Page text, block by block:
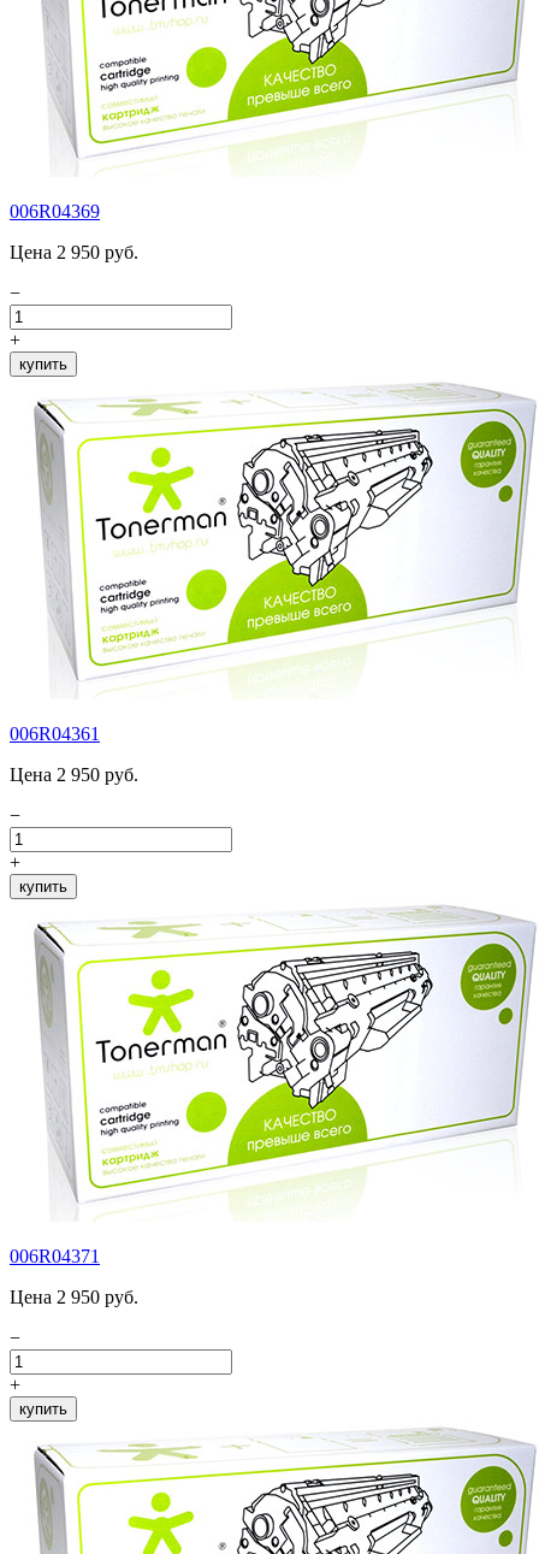
006R04369
Цена 2 950 руб.
−
+
купить
006R04361
Цена 2 950 руб.
−
+
купить
006R04371
Цена 2 950 руб.
−
+
купить